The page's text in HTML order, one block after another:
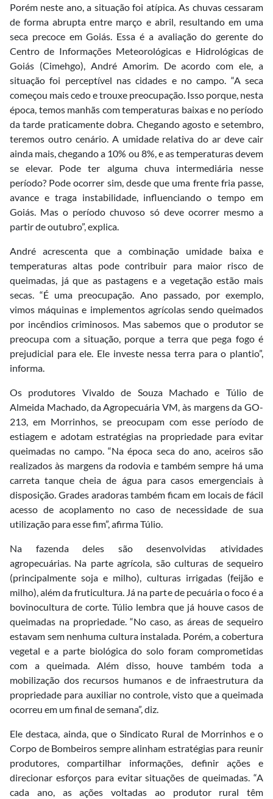
Porém neste ano, a situação foi atípica. As chuvas cessaram
de forma abrupta entre março e abril, resultando em uma
seca precoce em Goiás. Essa é a avaliação do gerente do
Centro de Informações Meteorológicas e Hidrológicas de
Goiás (Cimehgo), André Amorim. De acordo com ele, a
situação foi perceptível nas cidades e no campo. “A seca
começou mais cedo e trouxe preocupação. Isso porque, nesta
época, temos manhãs com temperaturas baixas e no período
da tarde praticamente dobra. Chegando agosto e setembro,
teremos outro cenário. A umidade relativa do ar deve cair
ainda mais, chegando a 10% ou 8%, e as temperaturas devem
se elevar. Pode ter alguma chuva intermediária nesse
período? Pode ocorrer sim, desde que uma frente fria passe,
avance e traga instabilidade, influenciando o tempo em
Goiás. Mas o período chuvoso só deve ocorrer mesmo a
partir de outubro”, explica.
André acrescenta que a combinação umidade baixa e
temperaturas altas pode contribuir para maior risco de
queimadas, já que as pastagens e a vegetação estão mais
secas. “É uma preocupação. Ano passado, por exemplo,
vimos máquinas e implementos agrícolas sendo queimados
por incêndios criminosos. Mas sabemos que o produtor se
preocupa com a situação, porque a terra que pega fogo é
prejudicial para ele. Ele investe nessa terra para o plantio”,
informa.
Os produtores Vivaldo de Souza Machado e Túlio de
Almeida Machado, da Agropecuária VM, às margens da GO-
213, em Morrinhos, se preocupam com esse período de
estiagem e adotam estratégias na propriedade para evitar
queimadas no campo. “Na época seca do ano, aceiros são
realizados às margens da rodovia e também sempre há uma
carreta tanque cheia de água para casos emergenciais à
disposição. Grades aradoras também ficam em locais de fácil
acesso de acoplamento no caso de necessidade de sua
utilização para esse fim”, afirma Túlio.
Na fazenda deles são desenvolvidas atividades
agropecuárias. Na parte agrícola, são culturas de sequeiro
(principalmente soja e milho), culturas irrigadas (feijão e
milho), além da fruticultura. Já na parte de pecuária o foco é a
bovinocultura de corte. Túlio lembra que já houve casos de
queimadas na propriedade. “No caso, as áreas de sequeiro
estavam sem nenhuma cultura instalada. Porém, a cobertura
vegetal e a parte biológica do solo foram comprometidas
com a queimada. Além disso, houve também toda a
mobilização dos recursos humanos e de infraestrutura da
propriedade para auxiliar no controle, visto que a queimada
ocorreu em um final de semana”, diz.
Ele destaca, ainda, que o Sindicato Rural de Morrinhos e o
Corpo de Bombeiros sempre alinham estratégias para reunir
produtores, compartilhar informações, definir ações e
direcionar esforços para evitar situações de queimadas. “A
cada ano, as ações voltadas ao produtor rural têm